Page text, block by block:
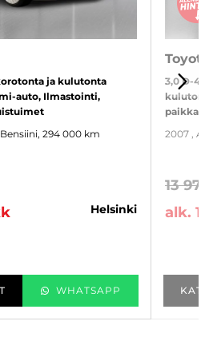
ja kulutonta
auto, Ilmastointi,
294 000 km
helsinki
WHATSAPP
3,0 D-
2007 ,
13
alk.